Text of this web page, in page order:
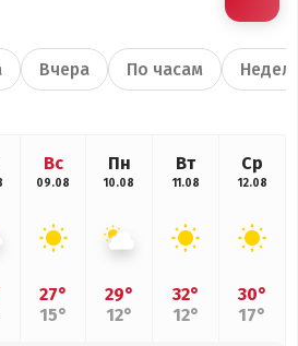
Вчера По часам
Вс
09.08
27°
15°
Пн
10.08
29°
12°
Вт
11.08
32°
12°
Ср
12.08
30°
17°